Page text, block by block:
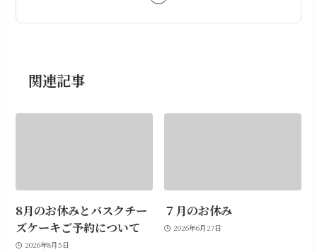
関連記事
8月のお休みとバスクチー
ズケーキご予約について
2026年8月5日
７月のお休み
2026年6月27日